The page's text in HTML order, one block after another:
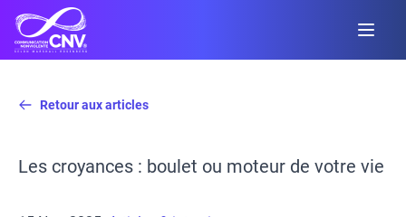
Retour aux articles
Les croyances : boulet ou moteur de votre vie